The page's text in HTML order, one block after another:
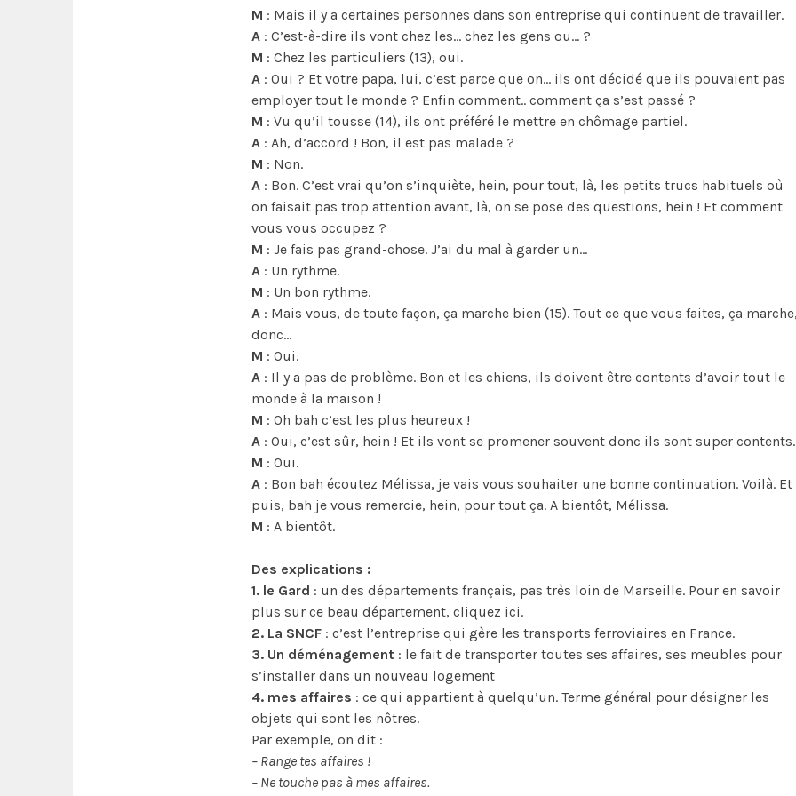
M : Mais il y a certaines personnes dans son entreprise qui continuent de travailler.
A : C’est-à-dire ils vont chez les… chez les gens ou… ?
M : Chez les particuliers (13), oui.
A : Oui ? Et votre papa, lui, c’est parce que on… ils ont décidé que ils pouvaient pas
employer tout le monde ? Enfin comment.. comment ça s’est passé ?
M : Vu qu’il tousse (14), ils ont préféré le mettre en chômage partiel.
A : Ah, d’accord ! Bon, il est pas malade ?
M : Non.
A : Bon. C’est vrai qu’on s’inquiète, hein, pour tout, là, les petits trucs habituels où
on faisait pas trop attention avant, là, on se pose des questions, hein ! Et comment
vous vous occupez ?
M : Je fais pas grand-chose. J’ai du mal à garder un…
A : Un rythme.
M : Un bon rythme.
A : Mais vous, de toute façon, ça marche bien (15). Tout ce que vous faites, ça
donc…
M : Oui.
A : Il y a pas de problème. Bon et les chiens, ils doivent être contents d’avoir tout le
monde à la maison !
M : Oh bah c’est les plus heureux !
A : Oui, c’est sûr, hein ! Et ils vont se promener souvent donc ils sont super contents.
M : Oui.
A : Bon bah écoutez Mélissa, je vais vous souhaiter une bonne continuation. Voilà. Et
puis, bah je vous remercie, hein, pour tout ça. A bientôt, Mélissa.
M : A bientôt.
Des explications :
1. le Gard : un des départements français, pas très loin de Marseille. Pour en savoir
plus sur ce beau département, cliquez ici.
2. La SNCF : c’est l’entreprise qui gère les transports ferroviaires en France.
3. Un déménagement : le fait de transporter toutes ses affaires, ses meubles pour
s’installer dans un nouveau logement
4. mes affaires : ce qui appartient à quelqu’un. Terme général pour désigner les
objets qui sont les nôtres.
Par exemple, on dit :
– Range tes affaires !
– Ne touche pas à mes affaires.